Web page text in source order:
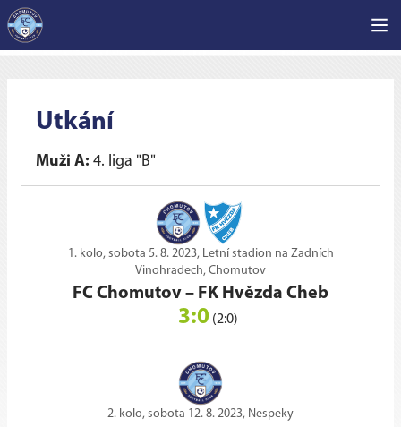
Utkání
Muži A: 4. liga "B"
1. kolo, sobota 5. 8. 2023, Letní stadion na Zadních
Vinohradech, Chomutov
FC Chomutov – FK Hvězda Cheb
3:0 (2:0)
2. kolo, sobota 12. 8. 2023, Nespeky